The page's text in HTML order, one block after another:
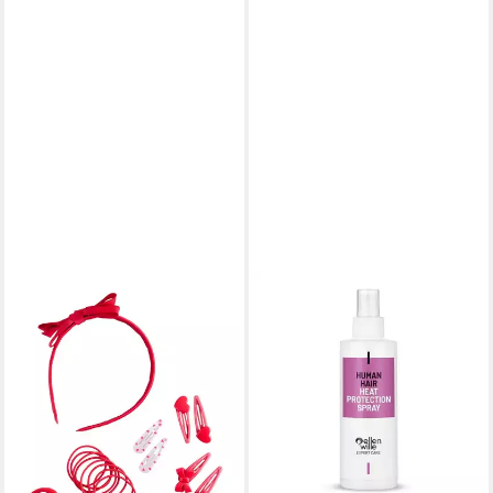
Haarspray Ellen Wille Heat
Protection Spray
in 6-7 Werktagen bei dir